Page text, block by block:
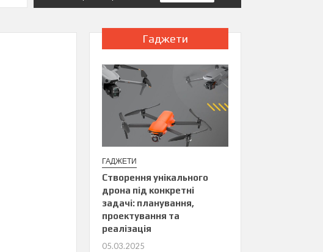
Гаджети
ГАДЖЕТИ
Створення унікального
дрона під конкретні
задачі: планування,
проектування та
реалізація
05.03.2025